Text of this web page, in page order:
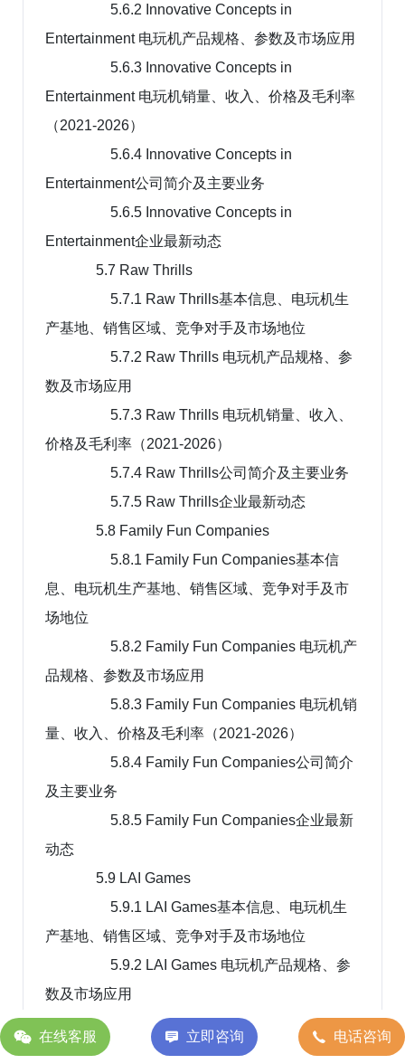
5.6.2 Innovative Concepts in
Entertainment 电玩机产品规格、参数及市场应用
5.6.3 Innovative Concepts in
Entertainment 电玩机销量、收入、价格及毛利率
（2021-2026）
5.6.4 Innovative Concepts in
Entertainment公司简介及主要业务
5.6.5 Innovative Concepts in
Entertainment企业最新动态
5.7 Raw Thrills
5.7.1 Raw Thrills基本信息、电玩机生
产基地、销售区域、竞争对手及市场地位
5.7.2 Raw Thrills 电玩机产品规格、参
数及市场应用
5.7.3 Raw Thrills 电玩机销量、收入、
价格及毛利率（2021-2026）
5.7.4 Raw Thrills公司简介及主要业务
5.7.5 Raw Thrills企业最新动态
5.8 Family Fun Companies
5.8.1 Family Fun Companies基本信
息、电玩机生产基地、销售区域、竞争对手及市
场地位
5.8.2 Family Fun Companies 电玩机产
品规格、参数及市场应用
5.8.3 Family Fun Companies 电玩机销
量、收入、价格及毛利率（2021-2026）
5.8.4 Family Fun Companies公司简介
及主要业务
5.8.5 Family Fun Companies企业最新
动态
5.9 LAI Games
5.9.1 LAI Games基本信息、电玩机生
产基地、销售区域、竞争对手及市场地位
5.9.2 LAI Games 电玩机产品规格、参
数及市场应用
5.9.3 LAI Games 电玩机销量、收入、
价格及毛利率（2021-2026）
在线客服 立即咨询 电话咨询